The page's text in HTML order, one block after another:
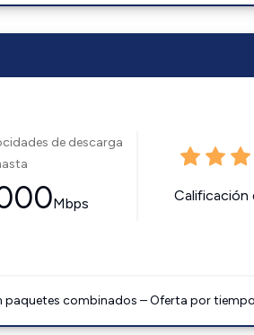
de descarga
Mbps Calificación
paquetes combinados – Oferta por